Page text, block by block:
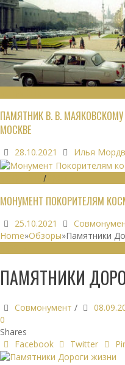
ПАМЯТНИК В. В.
МОСКВЕ
28.10.2021 Илья
/
МОНУМЕНТ ПОКОРИТЕЛЯМ
25.10.2021
Home»Обзоры»Памятники
ПАМЯТНИКИ
Совмонумент /
0
Shares
Facebook
Twitter